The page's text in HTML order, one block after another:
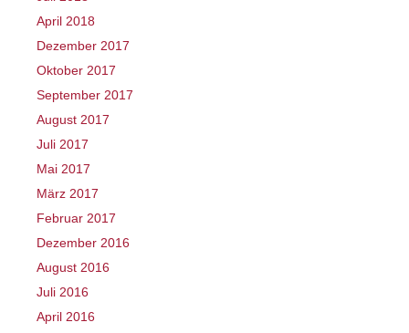
April 2018
Dezember 2017
Oktober 2017
September 2017
August 2017
Juli 2017
Mai 2017
März 2017
Februar 2017
Dezember 2016
August 2016
Juli 2016
April 2016